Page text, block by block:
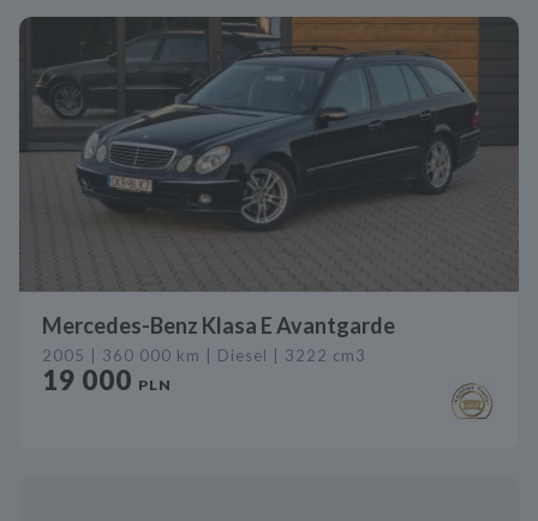
Mercedes-Benz Klasa E Avantgarde
2005 | 360 000 km | Diesel | 3222 cm3
19 000 PLN